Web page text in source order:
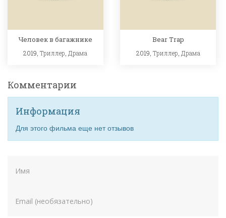
Человек в багажнике
2019,Триллер Драма
Bear Trap
2019, Триллер Драма
Комментарии
Информация
Для этого фильма еще нет отзывов